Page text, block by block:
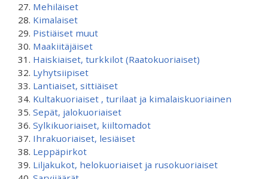
Mehiläiset
Kimalaiset
Pistiäiset muut
Maakiitäjäiset
Haiskiaiset, turkkilot (Raatokuoriaiset)
Lyhytsiipiset
Lantiaiset, sittiäiset
Kultakuoriaiset , turilaat ja kimalaiskuoriainen
Sepät, jalokuoriaiset
Sylkikuoriaiset, kiiltomadot
Ihrakuoriaiset, lesiäiset
Leppäpirkot
Liljakukot, helokuoriaiset ja rusokuoriaiset